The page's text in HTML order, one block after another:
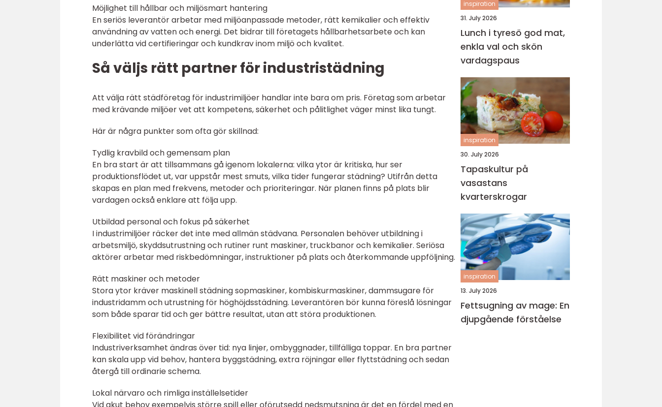
Möjlighet till hållbar och miljösmart hantering
En seriös leverantör arbetar med miljöanpassade metoder, rätt kemikalier och effektiv
användning av vatten och energi. Det bidrar till företagets hållbarhetsarbete och kan
underlätta vid certifieringar och kundkrav inom miljö och kvalitet.
Så väljs rätt partner för industristädning
Att välja rätt städföretag för industrimiljöer handlar inte bara om pris. Företag som arbetar
med krävande miljöer vet att kompetens, säkerhet och pålitlighet väger minst lika tungt.
Här är några punkter som ofta gör skillnad:
Tydlig kravbild och gemensam plan
En bra start är att tillsammans gå igenom lokalerna: vilka ytor är kritiska, hur ser
produktionsflödet ut, var uppstår mest smuts, vilka tider fungerar städning? Utifrån detta
skapas en plan med frekvens, metoder och prioriteringar. När planen finns på plats blir
vardagen också enklare att följa upp.
Utbildad personal och fokus på säkerhet
I industrimiljöer räcker det inte med allmän städvana. Personalen behöver utbildning i
arbetsmiljö, skyddsutrustning och rutiner runt maskiner, truckbanor och kemikalier. Seriösa
aktörer arbetar med riskbedömningar, instruktioner på plats och återkommande uppföljning.
Rätt maskiner och metoder
Stora ytor kräver maskinell städning sopmaskiner, kombiskurmaskiner, dammsugare för
industridamm och utrustning för höghöjdsstädning. Leverantören bör kunna föreslå lösningar
som både sparar tid och ger bättre resultat, utan att störa produktionen.
Flexibilitet vid förändringar
Industriverksamhet ändras över tid: nya linjer, ombyggnader, tillfälliga toppar. En bra partner
kan skala upp vid behov, hantera byggstädning, extra röjningar eller flyttstädning och sedan
återgå till ordinarie schema.
Lokal närvaro och rimliga inställelsetider
inspiration
31. July 2026
Lunch i tyresö god mat,
enkla val och skön
vardagspaus
inspiration
30. July 2026
Tapaskultur på
vasastans
kvarterskrogar
inspiration
13. July 2026
Fettsugning av mage: En
djupgående förståelse